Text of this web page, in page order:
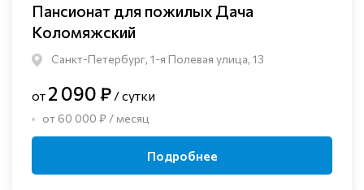
Пансионат для пожилых Дача
Коломяжский
Санкт-Петербург, 1-я Полевая улица, 13
от 2 090 ₽ / сутки
от 60 000 ₽ / месяц
Подробнее